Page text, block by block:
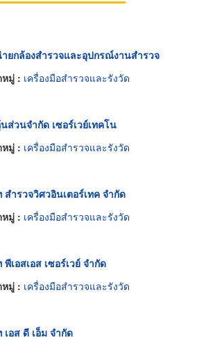
ยกล้องสำรวจและอุปกรณ์งานสำรวจ
มู่ : เครื่องมือสำรวจและรังวัด
ส่วนจำกัด เซอร์เวย์เทคโน
มู่ : เครื่องมือสำรวจและรังวัด
สำรวจวิศวอินเตอร์เทค จำกัด
มู่ : เครื่องมือสำรวจและรังวัด
เอสเอส เซอร์เวย์ จำกัด
มู่ : เครื่องมือสำรวจและรังวัด
เอส ดี เอ็ม จำกัด